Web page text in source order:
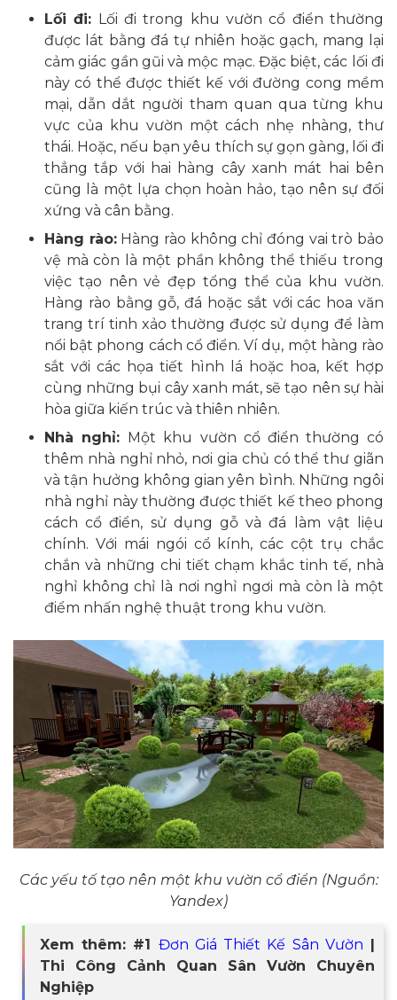
Lối đi: Lối đi trong khu vườn cổ điển thường
được lát bằng đá tự nhiên hoặc gạch, mang lại
cảm giác gần gũi và mộc mạc. Đặc biệt, các lối đi
này có thể được thiết kế với đường cong mềm
mại, dẫn dắt người tham quan qua từng khu
vực của khu vườn một cách nhẹ nhàng, thư
thái. Hoặc, nếu bạn yêu thích sự gọn gàng, lối đi
thẳng tắp với hai hàng cây xanh mát hai bên
cũng là một lựa chọn hoàn hảo, tạo nên sự đối
xứng và cân bằng.
Hàng rào:Hàng rào không chỉ đóng vai trò bảo
vệ mà còn là một phần không thể thiếu trong
việc tạo nên vẻ đẹp tổng thể của khu vườn.
Hàng rào bằng gỗ, đá hoặc sắt với các hoa văn
trang trí tinh xảo thường được sử dụng để làm
nổi bật phong cách cổ điển. Ví dụ, một hàng rào
sắt với các họa tiết hình lá hoặc hoa, kết hợp
cùng những bụi cây xanh mát, sẽ tạo nên sự hài
hòa giữa kiến trúc và thiên nhiên.
Nhà nghỉ: Một khu vườn cổ điển thường có
thêm nhà nghỉ nhỏ, nơi gia chủ có thể thư giãn
và tận hưởng không gian yên bình. Những ngôi
nhà nghỉ này thường được thiết kế theo phong
cách cổ điển, sử dụng gỗ và đá làm vật liệu
chính. Với mái ngói cổ kính, các cột trụ chắc
chắn và những chi tiết chạm khắc tinh tế, nhà
nghỉ không chỉ là nơi nghỉ ngơi mà còn là một
điểm nhấn nghệ thuật trong khu vườn.
Các yếu tố tạo nên một khu vườn cổ điển (Nguồn:
Yandex)
Xem thêm: #1 Đơn Giá Thiết Kế Sân Vườn |
Thi Công Cảnh Quan Sân Vườn Chuyên
Nghiệp